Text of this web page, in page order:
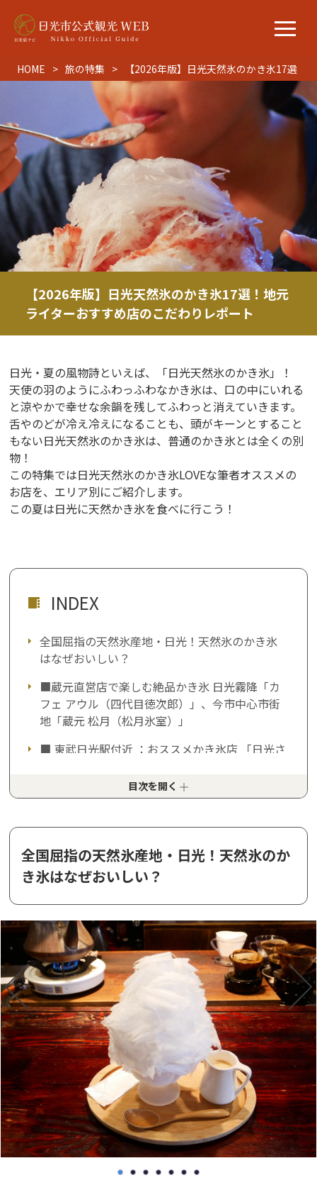
HOME 旅の特集 【2026年版】日光天然氷のかき氷17選！
【2026年版】日光天然氷のかき氷17選！地元
ライターおすすめ店のこだわりレポート
日光・夏の風物詩といえば、「日光天然氷のかき氷」！
天使の羽のようにふわっふわなかき氷は、口の中にいれる
と涼やかで幸せな余韻を残してふわっと消えていきます。
舌やのどが冷え冷えになることも、頭がキーンとすること
もない日光天然氷のかき氷は、普通のかき氷とは全くの別
物！
この特集では日光天然氷のかき氷LOVEな筆者オススメの
お店を、エリア別にご紹介します。
この夏は日光に天然かき氷を食べに行こう！
INDEX
全国屈指の天然氷産地・日光！天然氷のかき氷
はなぜおいしい？
■蔵元直営店で楽しむ絶品かき氷 日光霧降「カ
フェ アウル（四代目徳次郎）」、今市中心市街
地「蔵元 松月（松月氷室）」
■ 東武日光駅付近 ：おススメかき氷店 「日光さ
■ 世界遺産エリア：日光東照宮から徒歩圏内！
光珈琲御用邸通」
■ 奥日光エリア ： 中禅寺湖を見ながらかき氷
「コーヒーショップ スプーン」
■今市中心市街地： JR・今市駅、東武鉄道 ・下
今市駅付近でかき氷 「珈茶話/KASHIWA）」「日
光珈琲玉藻小路」
■鬼怒川温泉エリア： 観光と共に楽しむかき氷
「いっぷく味処つるや 」、「カフェ すふぃんく
す」、「大瀞ドライブイン」
■龍王峡エリア：「めし処龍王」
■ホテルで優雅に楽しむかき氷 「日光千姫物
語」、「鬼怒川温泉あさや」、「鬼怒川グラン
ドホテル 夢の季」、「ホテルサンシャイン鬼怒
川」
天然氷のかき氷は格別！ ぜひ一度食べてみて！
目次を開く
全国屈指の天然氷産地・日光！天然氷のか
き氷はなぜおいしい？